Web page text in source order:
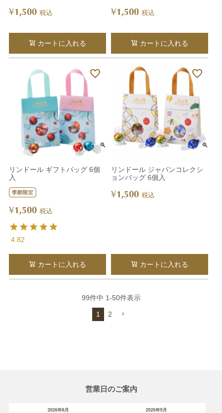
¥1,500 税込
カートに入れる
¥1,500 税込
カートに入れる
リンドール ギフトバッグ 6個
入
¥1,500 税込
4.82
カートに入れる
リンドール ジャパンコレクシ
ョンバッグ 6個入
¥1,500 税込
カートに入れる
99件中 1-50件表示
1 2
営業日のご案内
2026年8月 2026年9月